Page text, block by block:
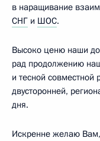
в наращивание
СНГ и ШОС.
Высоко ценю наши
рад продолжению
и тесной
двусторонней,
дня.
Искренне желаю